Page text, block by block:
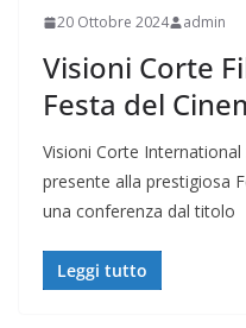
20 Ottobre 2024 admin
Visioni Corte
Festa del
Visioni Corte
presente alla prestigiosa
una conferenza dal titolo
Leggi tutto